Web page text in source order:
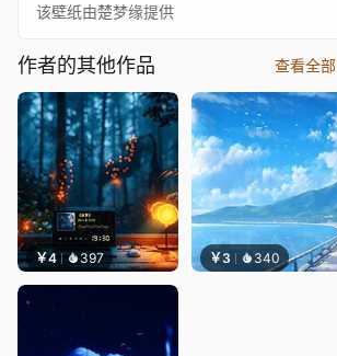
该壁纸由楚梦缘提供
作者的其他作品 查看全部
￥4 397 ￥3 340